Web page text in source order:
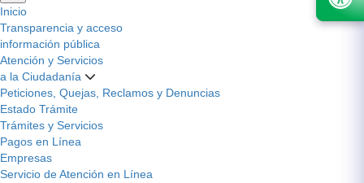
Inicio
Transparencia y acceso
información pública
Atención y Servicios
a la Ciudadanía
Peticiones, Quejas, Reclamos y Denuncias
Estado Trámite
Trámites y Servicios
Pagos en Línea
Empresas
Servicio de Atención en Línea